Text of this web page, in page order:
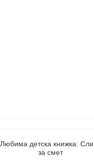
Любима детска книжка:
за смет